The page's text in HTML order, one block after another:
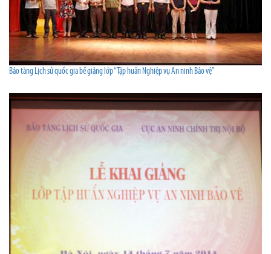
Bảo tàng Lịch sử quốc gia bế giảng lớp “Tập huấn Nghiệp vụ An ninh Bảo vệ”